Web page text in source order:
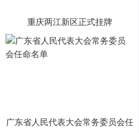
重庆两江新区正式挂牌
广东省人民代表大会常务委员会任